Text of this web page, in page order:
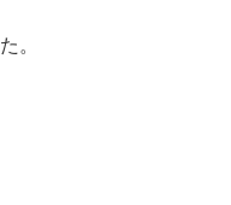
。